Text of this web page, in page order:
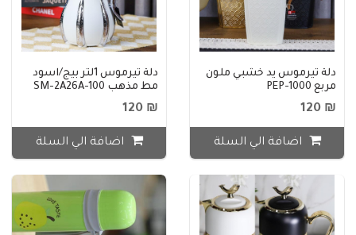
دلة تيرموس يد خشبي ملون
مربع PEP-1000
₪ 120
اضافة الي السلة
دلة تيرموس 1لتر بيج/اسود
مط مذهب SM-2A26A-100
₪ 120
اضافة الي السلة